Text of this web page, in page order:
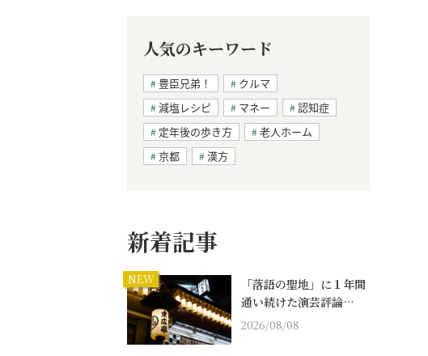
人気のキーワード
豊臣兄弟！
クルマ
減塩レシピ
マネー
認知症
定年後の歩き方
老人ホーム
京都
漢方
新着記事
NEW
「落語の聖地」に１年間
通い続けた演芸評論…
2026/08/08